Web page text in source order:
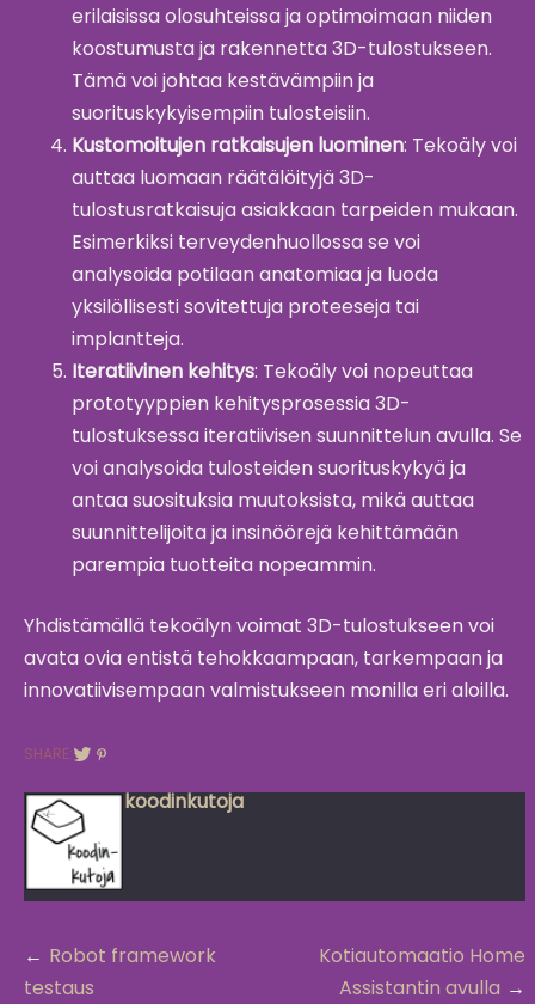
erilaisissa olosuhteissa ja optimoimaan niiden
koostumusta ja rakennetta 3D-tulostukseen.
Tämä voi johtaa kestävämpiin ja
suorituskykyisempiin tulosteisiin.
Kustomoitujen ratkaisujen luominen: Tekoäly voi
auttaa luomaan räätälöityjä 3D-
tulostusratkaisuja asiakkaan tarpeiden mukaan.
Esimerkiksi terveydenhuollossa se voi
analysoida potilaan anatomiaa ja luoda
yksilöllisesti sovitettuja proteeseja tai
implantteja.
Iteratiivinen kehitys: Tekoäly voi nopeuttaa
prototyyppien kehitysprosessia 3D-
tulostuksessa iteratiivisen suunnittelun avulla. Se
voi analysoida tulosteiden suorituskykyä ja
antaa suosituksia muutoksista, mikä auttaa
suunnittelijoita ja insinöörejä kehittämään
parempia tuotteita nopeammin.
Yhdistämällä tekoälyn voimat 3D-tulostukseen voi
avata ovia entistä tehokkaampaan, tarkempaan ja
innovatiivisempaan valmistukseen monilla eri aloilla.
SHARE:
koodinkutoja
Post
navigation
Robot framework
testaus
Kotiautomaatio Home
Assistantin avulla